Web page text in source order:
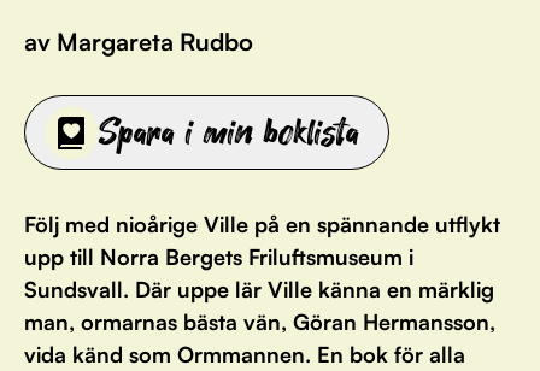
av Margareta Rudbo
Spara i min boklista
Följ med nioårige Ville på en spännande utflykt
upp till Norra Bergets Friluftsmuseum i
Sundsvall. Där uppe lär Ville känna en märklig
man, ormarnas bästa vän, Göran Hermansson,
vida känd som Ormmannen. En bok för alla